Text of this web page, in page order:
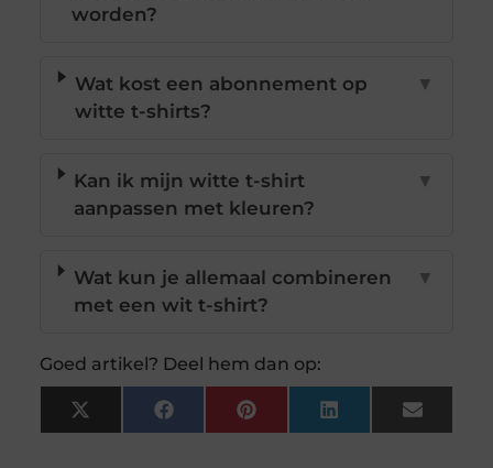
worden?
Wat kost een abonnement op
witte t-shirts?
▼
Kan ik mijn witte t-shirt
aanpassen met kleuren?
▼
Wat kun je allemaal combineren
met een wit t-shirt?
▼
Goed artikel? Deel hem dan op:
X
(Twitter)
FacebookPinterestLinkedInEmail